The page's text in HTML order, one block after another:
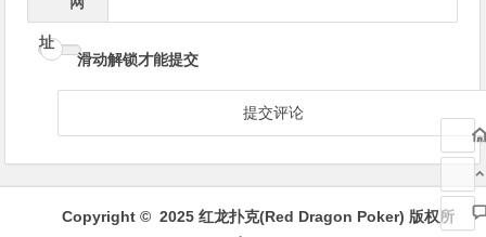
址
滑动解锁才能提交
Copyright © 2025 红龙扑克(Red Dragon Poker) 版权所